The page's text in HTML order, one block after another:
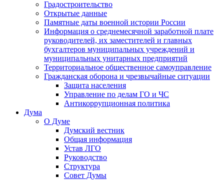
Градостроительство
Открытые данные
Памятные даты военной истории России
Информация о среднемесячной заработной плате
руководителей, их заместителей и главных
бухгалтеров муниципальных учреждений и
муниципальных унитарных предприятий
Территориальное общественное самоуправление
Гражданская оборона и чрезвычайные ситуации
Защита населения
Управление по делам ГО и ЧС
Антикоррупционная политика
Дума
О Думе
Думский вестник
Общая информация
Устав ЛГО
Руководство
Структура
Совет Думы